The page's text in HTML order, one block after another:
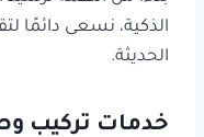
الذكية، نسعى دائمًا
الحديثة.
خدمات تركيب